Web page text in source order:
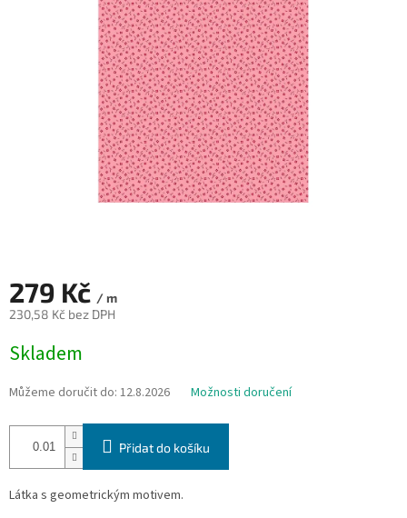
279 Kč / m
230,58 Kč bez DPH
cena:
Skladem
Můžeme doručit do: 12.8.2026 Možnosti doručení
Přidat do košíku
Látka s geometrickým motivem.